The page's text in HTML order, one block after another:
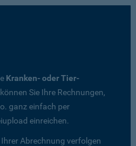
Kranken- oder Tier-
Sie Ihre Rechnungen,
ganz einfach per
einreichen.
Abrechnung verfolgen